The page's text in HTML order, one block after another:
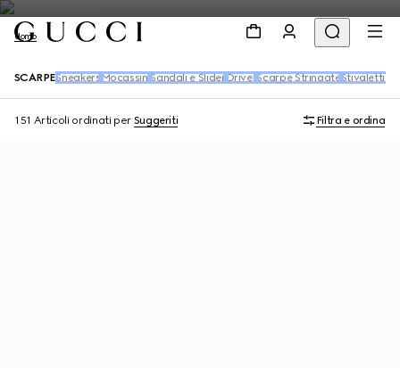
Uomo
SCARPE Sneakers Mocassini Sandali e Slider Driver Scarpe Stringate Stivaletti e
151 Articoli ordinati per Suggeriti Filtra e ordina